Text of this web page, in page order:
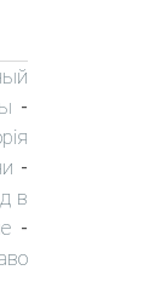
-
-
в
-